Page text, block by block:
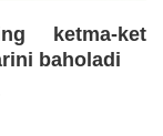
ketma-ket
baholadi